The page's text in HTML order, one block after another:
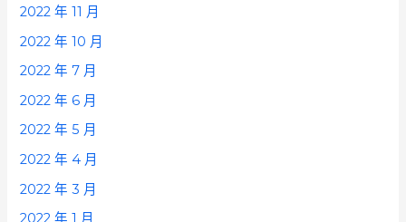
2022 年 11 月
2022 年 10 月
2022 年 7 月
2022 年 6 月
2022 年 5 月
2022 年 4 月
2022 年 3 月
2022 年 1 月